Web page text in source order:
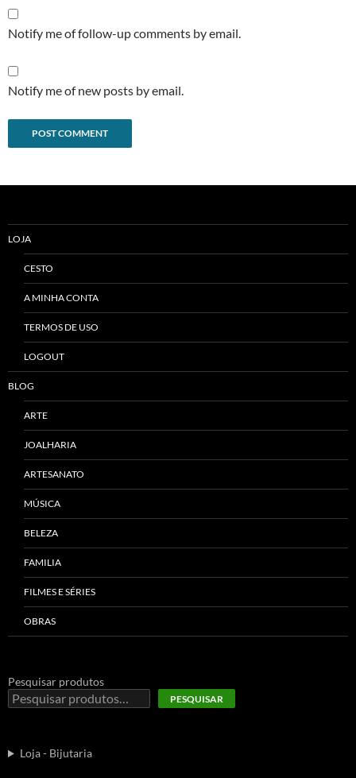
Notify me of follow-up comments by email.
Notify me of new posts by email.
LOJA
CESTO
A MINHA CONTA
TERMOS DE USO
LOGOUT
BLOG
ARTE
JOALHARIA
ARTESANATO
MÚSICA
BELEZA
FAMILIA
FILMES E SÉRIES
OBRAS
Pesquisar produtos
PESQUISAR
Loja - Bijutaria